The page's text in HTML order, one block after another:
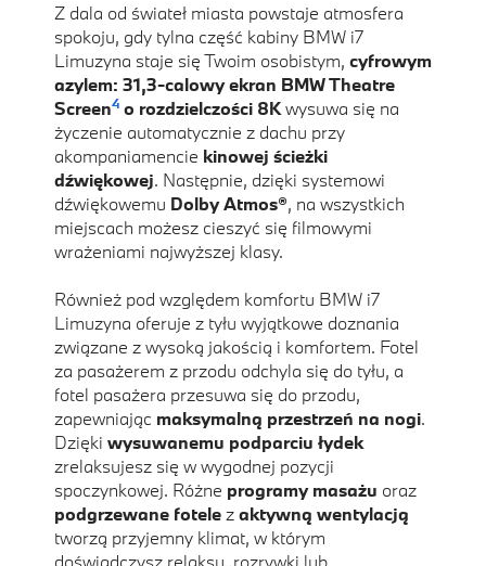
Z dala od świateł miasta powstaje atmosfera
spokoju, gdy tylna część kabiny BMW i7
Limuzyna staje się Twoim osobistym, cyfrowym
azylem: 31,3-calowy ekran BMW Theatre
Screen4 o rozdzielczości 8Kwysuwa się na
życzenie automatycznie z dachu przy
akompaniamencie kinowej ścieżki
dźwiękowej. Następnie, dzięki systemowi
dźwiękowemu Dolby Atmos®, na wszystkich
miejscach możesz cieszyć się filmowymi
wrażeniami najwyższej klasy.
Również pod względem komfortu BMW i7
Limuzyna oferuje z tyłu wyjątkowe doznania
związane z wysoką jakością i komfortem. Fotel
za pasażerem z przodu odchyla się do tyłu, a
fotel pasażera przesuwa się do przodu,
zapewniając maksymalną przestrzeń na nogi.
Dzięki wysuwanemu podparciu łydek
zrelaksujesz się w wygodnej pozycji
spoczynkowej. Różne programy masażu oraz
podgrzewane fotelezaktywną wentylacją
tworzą przyjemny klimat, w którym